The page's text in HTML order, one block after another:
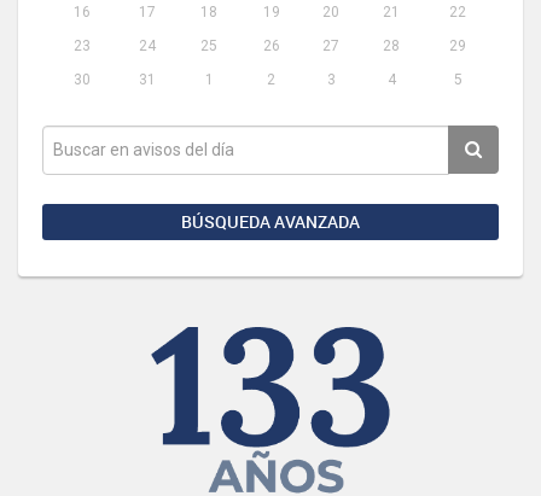
16
17 18 19 20 21
22
23
24 25 26 27 28
29
30
31 1 2 3 4 5
BÚSQUEDA AVANZADA